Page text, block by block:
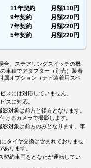
11年契約 月額110円
9年契約
月額220円
7年契約
月額220円
5年契約
月額220円
、ステアリングスイッチの機
車種でアダプター（別売）装着
属オプション（ナビ装着用スペ
には対応していません。
スに対応。
対象は前方と後方となります。
けるカメラで撮影します。
対象は前方のみとなります。車
タイヤ交換は含まれておりませ
ります。
約車両をどなたが運転してい